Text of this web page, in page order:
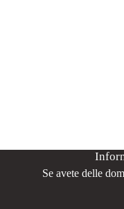
Se avete delle